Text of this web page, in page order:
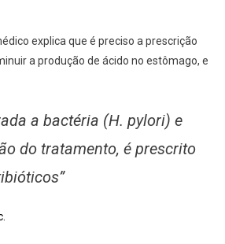
explica que é preciso a prescrição
a produção de ácido no estômago, e
a bactéria (H. pylori) e
do tratamento, é prescrito